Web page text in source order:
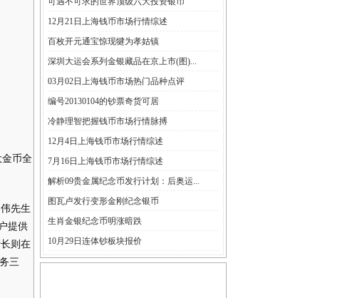
币全
先生
提供
则在
三
12月21日上海钱币市场行情综述
百枚开元通宝惊现犍为孝姑镇
深圳大运会系列金银藏品在京上市(图)...
03月02日上海钱币市场热门品种点评
编号20130104的钞票奇货可居
冷静理智把握钱币市场行情脉搏
12月4日上海钱币市场行情综述
7月16日上海钱币市场行情综述
解析09贵金属纪念币发行计划：后奥运...
图瓦卢发行变形金刚纪念银币
生肖金银纪念币明涨暗跌
10月29日连体钞板块报价